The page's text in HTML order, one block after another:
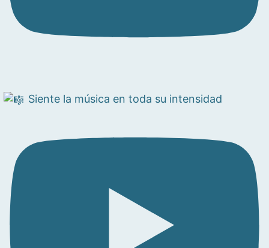
Siente la música en toda su intensidad